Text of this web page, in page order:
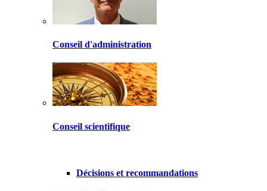
Conseil d'administration
Conseil scientifique
Décisions et recommandations